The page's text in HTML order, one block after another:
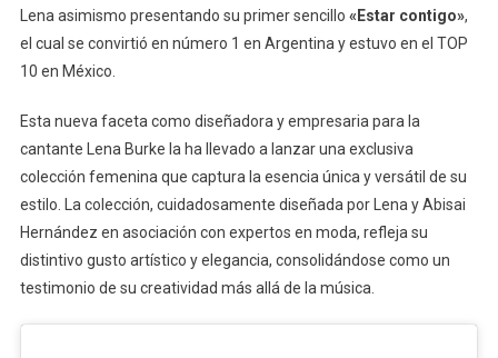
Lena asimismo presentando su primer sencillo «Estar contigo»,
el cual se convirtió en número 1 en Argentina y estuvo en el TOP
10 en México.
Esta nueva faceta como diseñadora y empresaria para la
cantante Lena Burke la ha llevado a lanzar una exclusiva
colección femenina que captura la esencia única y versátil de su
estilo. La colección, cuidadosamente diseñada por Lena y Abisai
Hernández en asociación con expertos en moda, refleja su
distintivo gusto artístico y elegancia, consolidándose como un
testimonio de su creatividad más allá de la música.